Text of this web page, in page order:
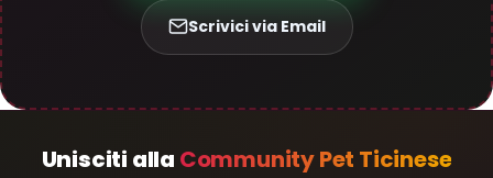
Scrivici via Email
Unisciti alla Community Pet Ticinese